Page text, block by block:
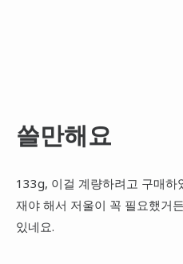
쓸만해요
133g, 이걸 계량하려고 구매하
재야 해서 저울이 꼭 필요했거
있네요.